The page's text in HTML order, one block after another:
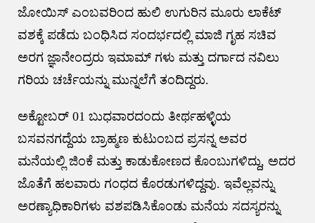
ಜೋಯಿಸ್ ಎಂಬವರಿಂದ ಹುಲಿ ಉಗುರಿನ ಮೂರು ಲಾಕೆಟ್
ವಶಕ್ಕೆ ಪಡೆದು ಬಂಧಿಸಿದ ಸಂದರ್ಭದಲ್ಲಿ ಮಾಜಿ ಗೃಹ ಸಚಿವ
ಅರಗ ಜ್ಞಾನೇಂದ್ರರು ಇಮಾಮ್ ಗಳು ಮತ್ತು ದರ್ಗಾದ ನವಿಲು
ಗರಿಯ ಚರ್ಚೆಯನ್ನು ಮುನ್ನಲೆಗೆ ತಂದಿದ್ದರು.
ಅಕ್ಟೋಬರ್ 01 ಬುಧವಾರದಂದು ತೀರ್ಥಹಳ್ಳಿಯ
ಬಸವನಗದ್ದೆಯ ಬ್ರಾಹ್ಮಣ ಕುಟುಂಬದ ಪ್ರಸನ್ನ ಅವರ
ಮನೆಯಲ್ಲಿ ಜಿಂಕೆ ಮತ್ತು ಕಾಡುಕೋಣದ ಕೊಂಬುಗಳಿದ್ದು, ಅದರ
ಜೊತೆಗೆ ಹಲವಾರು ಗಂಧದ ಕೊರಡುಗಳಿದ್ದವು. ಇವೆಲ್ಲವನ್ನು
ಅರಣ್ಯಾಧಿಕಾರಿಗಳು ವಶಪಡಿಸಿಕೊಂಡು ಮನೆಯ ಸದಸ್ಯರನ್ನು